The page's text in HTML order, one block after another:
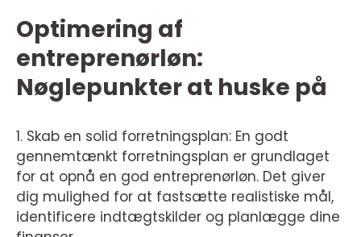
Optimering af
entreprenørløn:
Nøglepunkter at huske på
1. Skab en solid forretningsplan: En godt
gennemtænkt forretningsplan er grundlaget
for at opnå en god entreprenørløn. Det giver
dig mulighed for at fastsætte realistiske mål,
identificere indtægtskilder og planlægge dine